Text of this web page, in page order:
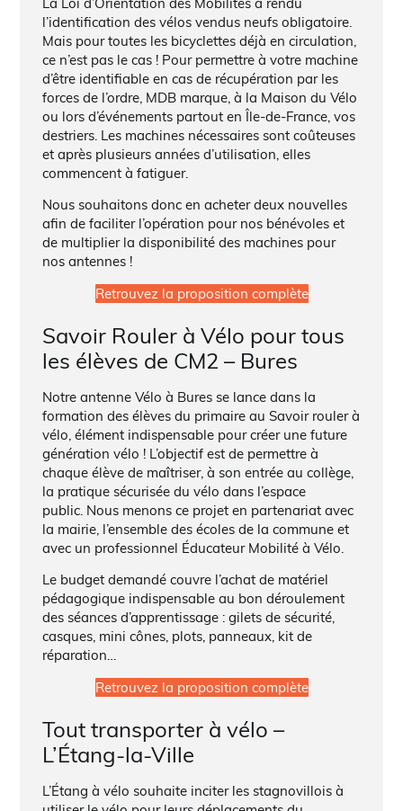
l’identification des vélos vendus neufs obligatoire.
Mais pour toutes les bicyclettes déjà en circulation,
ce n’est pas le cas ! Pour permettre à votre machine
d’être identifiable en cas de récupération par les
forces de l’ordre, MDB marque, à la Maison du Vélo
ou lors d’événements partout en Île-de-France, vos
destriers. Les machines nécessaires sont coûteuses
et après plusieurs années d’utilisation, elles
commencent à fatiguer.
Nous souhaitons donc en acheter deux nouvelles
afin de faciliter l’opération pour nos bénévoles et
de multiplier la disponibilité des machines pour
nos antennes !
Retrouvez la proposition complète
Savoir Rouler à Vélo pour tous
les élèves de CM2 – Bures
Notre antenne Vélo à Bures se lance dans la
formation des élèves du primaire au Savoir rouler à
vélo, élément indispensable pour créer une future
génération vélo ! L’objectif est de permettre à
chaque élève de maîtriser, à son entrée au collège,
la pratique sécurisée du vélo dans l’espace
public. Nous menons ce projet en partenariat avec
la mairie, l’ensemble des écoles de la commune et
avec un professionnel Éducateur Mobilité à Vélo.
Le budget demandé couvre l’achat de matériel
pédagogique indispensable au bon déroulement
des séances d’apprentissage : gilets de sécurité,
casques, mini cônes, plots, panneaux, kit de
réparation…
Retrouvez la proposition complète
Tout transporter à vélo –
L’Étang-la-Ville
L’Étang à vélo souhaite inciter les stagnovillois à